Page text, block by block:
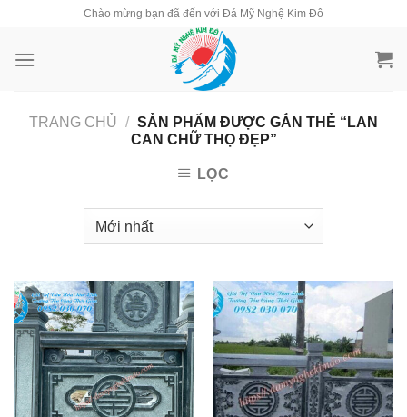
content
Chào mừng bạn đã đến với Đá Mỹ Nghệ Kim Đô
TRANG CHỦ / SẢN PHẨM ĐƯỢC GẮN THẺ “LAN
CAN CHỮ THỌ ĐẸP”
LỌC